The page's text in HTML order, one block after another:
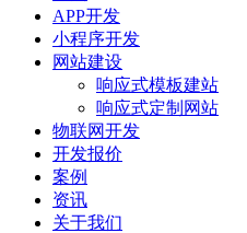
APP开发
小程序开发
网站建设
响应式模板建站
响应式定制网站
物联网开发
开发报价
案例
资讯
关于我们